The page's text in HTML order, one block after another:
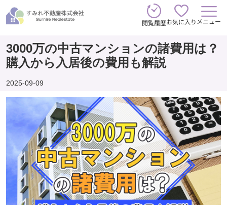
閲覧履歴お気に入り メニュー
3000万の中古マンションの諸費用は？
購入から入居後の費用も解説
2025-09-09